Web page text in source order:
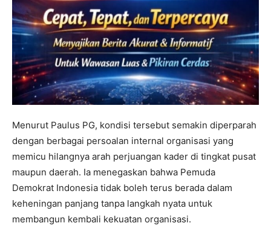
Menurut Paulus PG, kondisi tersebut semakin diperparah
dengan berbagai persoalan internal organisasi yang
memicu hilangnya arah perjuangan kader di tingkat pusat
maupun daerah. Ia menegaskan bahwa Pemuda
Demokrat Indonesia tidak boleh terus berada dalam
keheningan panjang tanpa langkah nyata untuk
membangun kembali kekuatan organisasi.